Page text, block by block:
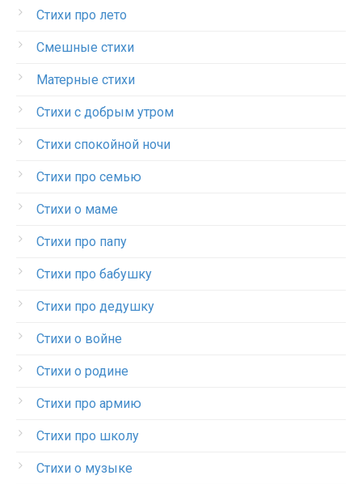
Стихи про лето
Смешные стихи
Матерные стихи
Стихи с добрым утром
Стихи спокойной ночи
Стихи про семью
Стихи о маме
Стихи про папу
Стихи про бабушку
Стихи про дедушку
Стихи о войне
Стихи о родине
Стихи про армию
Стихи про школу
Стихи о музыке